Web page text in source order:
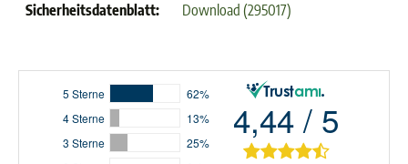
Sicherheitsdatenblatt:
Download (295017)